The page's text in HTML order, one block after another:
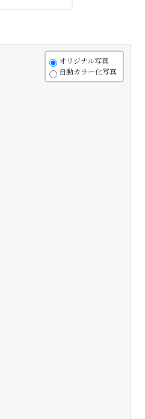
オリジナル写真
自動カラー化写真